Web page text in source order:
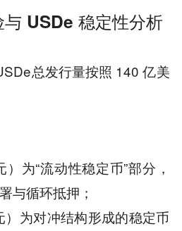
USDe 稳定性分析
总发行量按照 140 亿美
为“流动性稳定币”部分，
与循环抵押；
为对冲结构形成的稳定币